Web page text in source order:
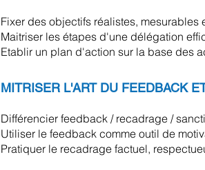
Fixer des objectifs réalistes, mesurables
Maitriser les étapes d'une délégation
Etablir un plan d'action sur la base des
MITRISER L'ART DU FEEDBACK
Différencier feedback / recadrage /
Utiliser le feedback comme outil de
Pratiquer le recadrage factuel,